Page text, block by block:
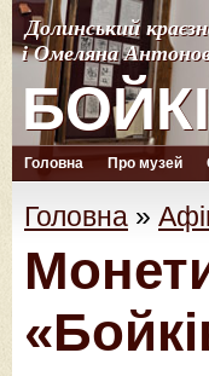
Долинський
і Омеляна
Долинський
і Омеляна
Головна Про музей
Головна »